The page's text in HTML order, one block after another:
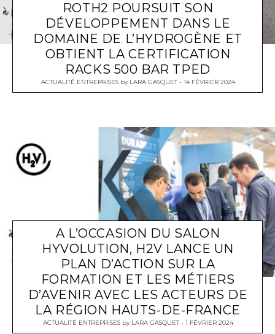
ROTH2 POURSUIT SON
DÉVELOPPEMENT DANS LE
DOMAINE DE L’HYDROGÈNE ET
OBTIENT LA CERTIFICATION
RACKS 500 BAR TPED
ACTUALITÉ ENTREPRISESby LARA GASQUET 14 FÉVRIER 2024
A L’OCCASION DU SALON
HYVOLUTION, H2V LANCE UN
PLAN D’ACTION SUR LA
FORMATION ET LES MÉTIERS
D’AVENIR AVEC LES ACTEURS DE
LA RÉGION HAUTS-DE-FRANCE
ACTUALITÉ ENTREPRISESby LARA GASQUET 1 FÉVRIER 2024